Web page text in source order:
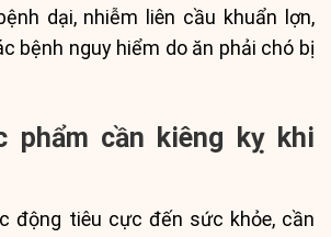
dại, nhiễm liên cầu khuẩn lợn,
bệnh nguy hiểm do ăn phải chó bị
phẩm cần kiêng kỵ khi
động tiêu cực đến sức khỏe, cần